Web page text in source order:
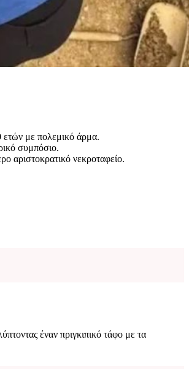
ετών με πολεμικό άρμα.
συμπόσιο.
αριστοκρατικό νεκροταφείο.
έναν πριγκιπικό τάφο με τα